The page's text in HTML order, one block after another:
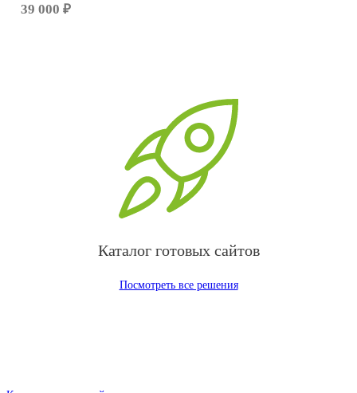
39 000 ₽
Каталог готовых сайтов
Посмотреть все решения